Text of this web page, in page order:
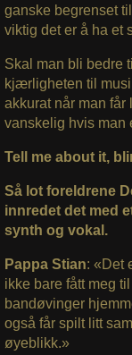
ganske begrenset
viktig det er å ha et
Skal man bli bedre
kjærligheten til
akkurat når man får
vanskelig hvis man
Tell me about it,
Så lot foreldrene
innredet det med
synth og vokal.
Pappa Stian: «Det
ikke bare fått meg
bandøvinger
også får spilt litt
øyeblikk.»